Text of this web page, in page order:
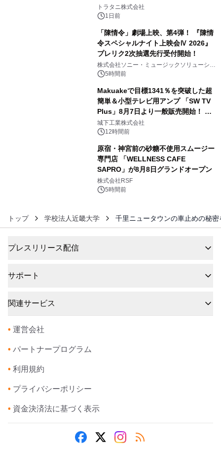
トラタニ株式会社
1日前
「陳情令」劇場上映、第4弾！ 『陳情
令スペシャルナイト上映会Ⅳ 2026』
プレリク2次抽選先行受付開始！
株式会社ソニー・ミュージックソリューショ
ンズ5時間前
Makuakeで目標1341％を突破した超
簡単＆小型テレビ用アンプ 「SW TV
Plus」8月7日より一般販売開始！ ケ
ーブル1本つなぐだけ、テレビの音が
ぐっと豊かに
城下工業株式会社
12時間前
原宿・神宮前の砂糖不使用スムージー
専門店 「WELLNESS CAFE
SAPRO」が8月8日グランドオープン
株式会社RSF
5時間前
トップ 学校法人近畿大学 千里ニュータウンの車止めの秘
プレスリリース配信
サポート
関連サービス
• 運営会社
• パートナープログラム
• 利用規約
• プライバシーポリシー
• 資金決済法に基づく表示